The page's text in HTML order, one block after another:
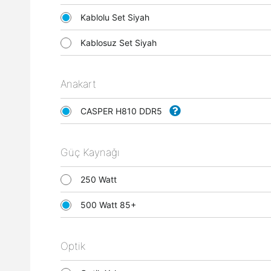
Kablolu Set Siyah
Kablosuz Set Siyah
Anakart
CASPER H810 DDR5
Güç Kaynağı
250 Watt
500 Watt 85+
Optik